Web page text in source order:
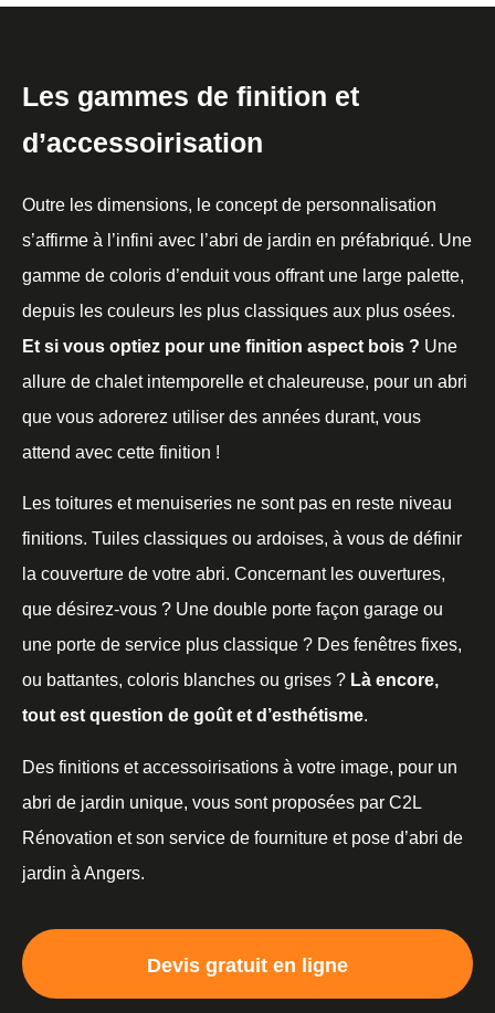
Les gammes de finition et
d’accessoirisation
Outre les dimensions, le concept de personnalisation
s’affirme à l’infini avec l’abri de jardin en préfabriqué. Une
gamme de coloris d’enduit vous offrant une large palette,
depuis les couleurs les plus classiques aux plus osées.
Et si vous optiez pour une finition aspect bois ? Une
allure de chalet intemporelle et chaleureuse, pour un abri
que vous adorerez utiliser des années durant, vous
attend avec cette finition !
Les toitures et menuiseries ne sont pas en reste niveau
finitions. Tuiles classiques ou ardoises, à vous de définir
la couverture de votre abri. Concernant les ouvertures,
que désirez-vous ? Une double porte façon garage ou
une porte de service plus classique ? Des fenêtres fixes,
ou battantes, coloris blanches ou grises ? Là encore,
tout est question de goût et d’esthétisme.
Des finitions et accessoirisations à votre image, pour un
abri de jardin unique, vous sont proposées par C2L
Rénovation et son service de fourniture et pose d’abri de
jardin à Angers.
Devis gratuit en ligne